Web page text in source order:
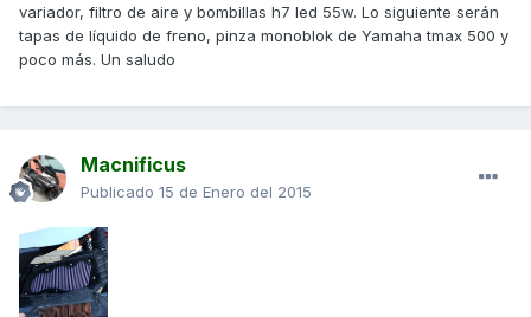
variador, filtro de aire y bombillas h7 led 55w. Lo siguiente serán
tapas de líquido de freno, pinza monoblok de Yamaha tmax 500 y
poco más. Un saludo
Macnificus
Publicado 15 de Enero del 2015